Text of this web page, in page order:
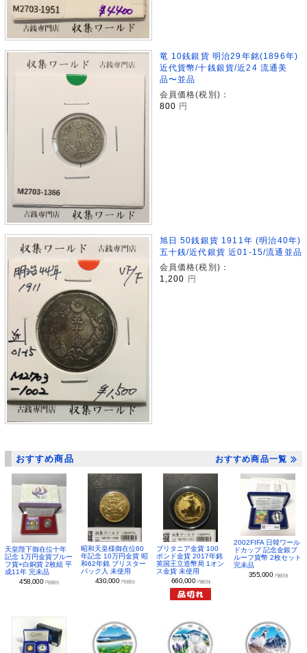
竜 10銭銀貨 明治29年銘(1896年)
近代貨幣/十銭銀貨/近24 流通美
品〜並品
会員価格(税別)：
800 円
旭日 50銭銀貨 1911年 (明治40年)
五十銭/近代銀貨 近01-15/流通並品
会員価格(税別)：
1,200
円
おすすめ商品 おすすめ商品一覧
天皇陛下御在位十年
記念 1万円金貨プルー
フ貨+白銅貨 2枚組 平
成11年 完未品
458,000 円(税別)
昭和天皇様御在位60
年記念 10万円金貨 昭
和62年銘 ブリスター
パック入 未使用
430,000 円(税別)
ブリタニア金貨 100
ポンド金貨 2017年銘
英国王立造幣局 1オン
ス金貨 未使用
660,000 円(税別)
2002FIFA 日韓ワール
ドカップ 記念金銀プ
ルーフ貨幣 2枚セット
完未品
355,000 円(税別)